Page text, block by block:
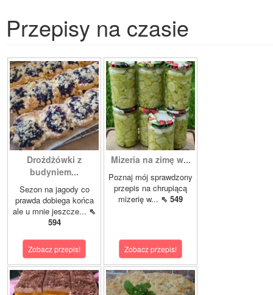
Przepisy na czasie
Drożdżówki z
budyniem...
Sezon na jagody co
prawda dobiega końca
ale u mnie jeszcze... ⇖
594
Zobacz przepis!
Mizeria na zimę w...
Poznaj mój sprawdzony
przepis na chrupiącą
mizerię w... ⇖ 549
Zobacz przepis!